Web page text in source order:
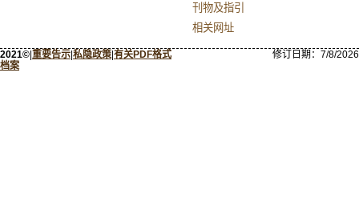
刊物及指引
相关网址
2021©|重要告示|私隐政策|有关PDF格式
档案
修订日期： 7/8/2026